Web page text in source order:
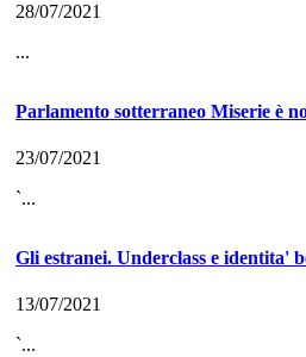
28/07/2021
...
Parlamento sotterraneo Miserie è
23/07/2021
`...
Gli estranei. Underclass e identita'
13/07/2021
`...